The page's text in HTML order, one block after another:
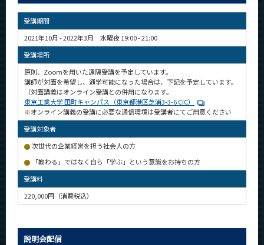
受講期間
2021年10月 - 2022年3月 水曜夜 19:00 - 21:00
受講場所
原則、Zoomを用いた遠隔受講を予定しています。
講師が対面を希望し、通学可能になった場合は、下記を予定しています。
（対面講義はオンライン受講との併用になります。
東京工業大学 田町キャンパス（東京都港区芝浦3-3-6 CIC）
※オンライン講義の受講に必要な通信環境は受講者にてご用意ください
受講対象者
次世代の企業経営を担う社会人の方
「教わる」ではなく自ら「学ぶ」という意識をお持ちの方
受講料
220,000円（消費税込）
説明会配信